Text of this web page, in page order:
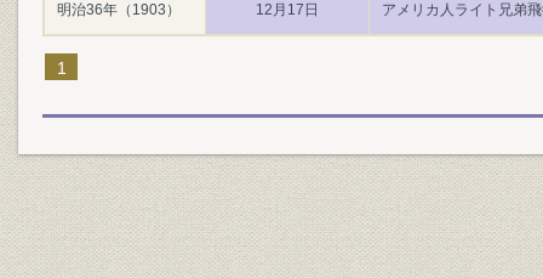
明治36年（1903） 12月17日 アメリカ人ライト兄弟
1